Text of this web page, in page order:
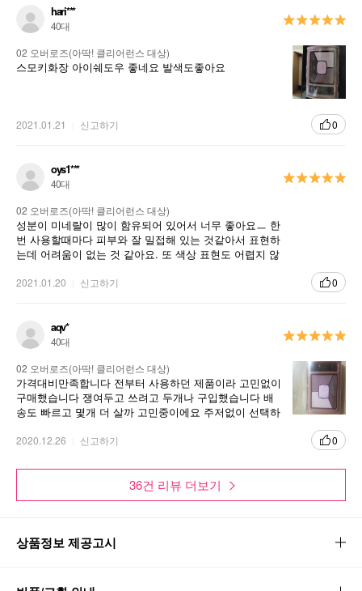
hari***
40대
02 오버로즈(아딱! 클리어런스 대상)
스모키화장 아이쉐도우 좋네요 발색도좋아요
2021.01.21 신고하기 0
oys1***
40대
02 오버로즈(아딱! 클리어런스 대상)
성분이 미네랄이 많이 함유되어 있어서 너무 좋아요ㅡ 한
번 사용할때마다 피부와 잘 밀접해 있는 것같아서 표현하
는데 어려움이 없는 것 같아요. 또 색상 표현도 어렵지 않
아이템이 될 것 같아요.
2021.01.20 신고하기 0
aqv*
40대
02 오버로즈(아딱! 클리어런스 대상)
가격대비만족합니다 전부터 사용하던 제품이라 고민없이
구매했습니다 쟁여두고 쓰려고 두개나 구입했습니다 배
송도 빠르고 몇개 더 살까 고민중이에요 주저없이 선택하
2020.12.26 신고하기 0
36건 리뷰 더보기
상품정보 제공고시